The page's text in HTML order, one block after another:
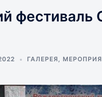
фестиваль
ГАЛЕРЕЯ,